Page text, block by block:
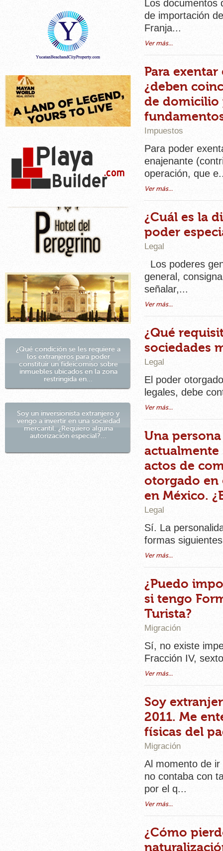
¿Qué condición se les requiere a
los extranjeros para poder
constituir un fideicomiso sobre
inmuebles ubicados en la zona
restringida en...
Soy un inversionista extranjero y
vengo a invertir en una sociedad
mercantil. ¿Requiero alguna
autorización especial?...
Los documentos
de importación
Franja...
Ver más...
Para
¿deben
de domicilio
Impuestos
Para poder
enajenante
operación, que
Ver más...
¿Cuál es la
poder
Legal
Los poderes
general,
señalar,...
Ver más...
¿Qué
sociedades
Legal
El poder
legales, debe
Ver más...
Una
actualmente
actos de
otorgado en
en México.
Legal
Sí. La
formas
Ver más...
¿Puedo
si tengo
Turista?
Migración
Sí, no existe
Fracción IV,
Ver más...
Soy
2011. Me
físicas del
Migración
Al momento de
no contaba con
por el q...
Ver más...
¿Cómo